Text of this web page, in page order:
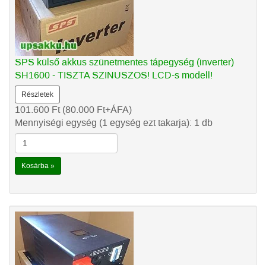
SPS külső akkus szünetmentes tápegység (inverter)
SH1600 - TISZTA SZINUSZOS! LCD-s modell!
Részletek
101.600 Ft(80.000 Ft+ÁFA)
Mennyiségi egység (1 egység ezt takarja): 1 db
Kosárba »